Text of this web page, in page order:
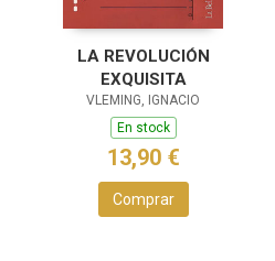
LA REVOLUCIÓN
EXQUISITA
VLEMING, IGNACIO
En stock
13,90 €
Comprar